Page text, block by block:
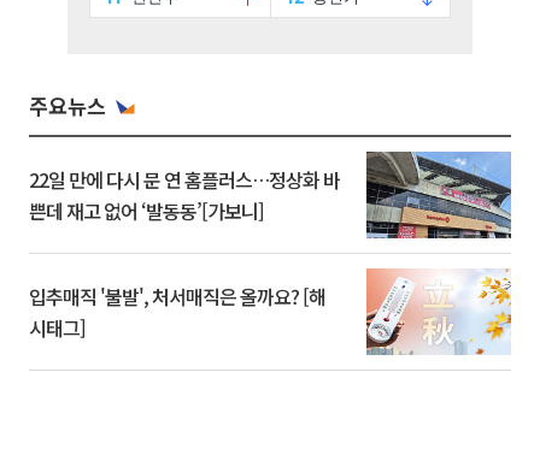
주요뉴스
22일 만에 다시 문 연 홈플러스…정상화 바
쁜데 재고 없어 ‘발동동’[가보니]
입추매직 '불발', 처서매직은 올까요? [해
시태그]